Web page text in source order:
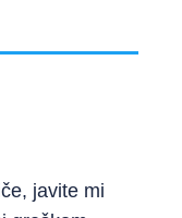
javite mi